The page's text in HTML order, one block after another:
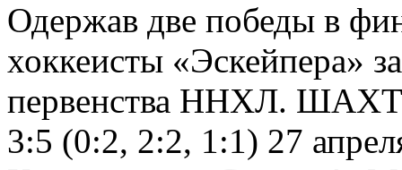
Одержав две победы в
хоккеисты «Эскейпера»
первенства ННХЛ.
3:5 (0:2, 2:2, 1:1) 27